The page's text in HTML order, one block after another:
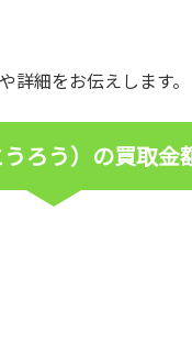
詳細をお伝えします。
ろう）の買取金